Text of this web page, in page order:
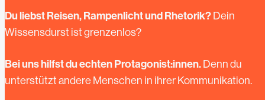
Du liebst Reisen, Rampenlicht und Rhetorik?Dein
Wissensdurst ist grenzenlos?
Bei uns hilfst du echten Protagonist:innen.Denn du
unterstützt andere Menschen in ihrer Kommunikation.